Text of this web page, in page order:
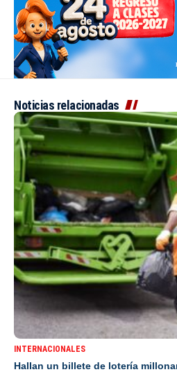
Noticias relacionadas
INTERNACIONALES
Hallan un billete de lotería